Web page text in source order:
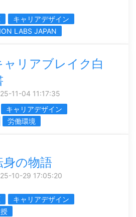
キャリアデザイン
LABS JAPAN
ャリアブレイク白
11-04 11:17:35
キャリアデザイン
労働環境
身の物語
10-29 17:05:20
キャリアデザイン